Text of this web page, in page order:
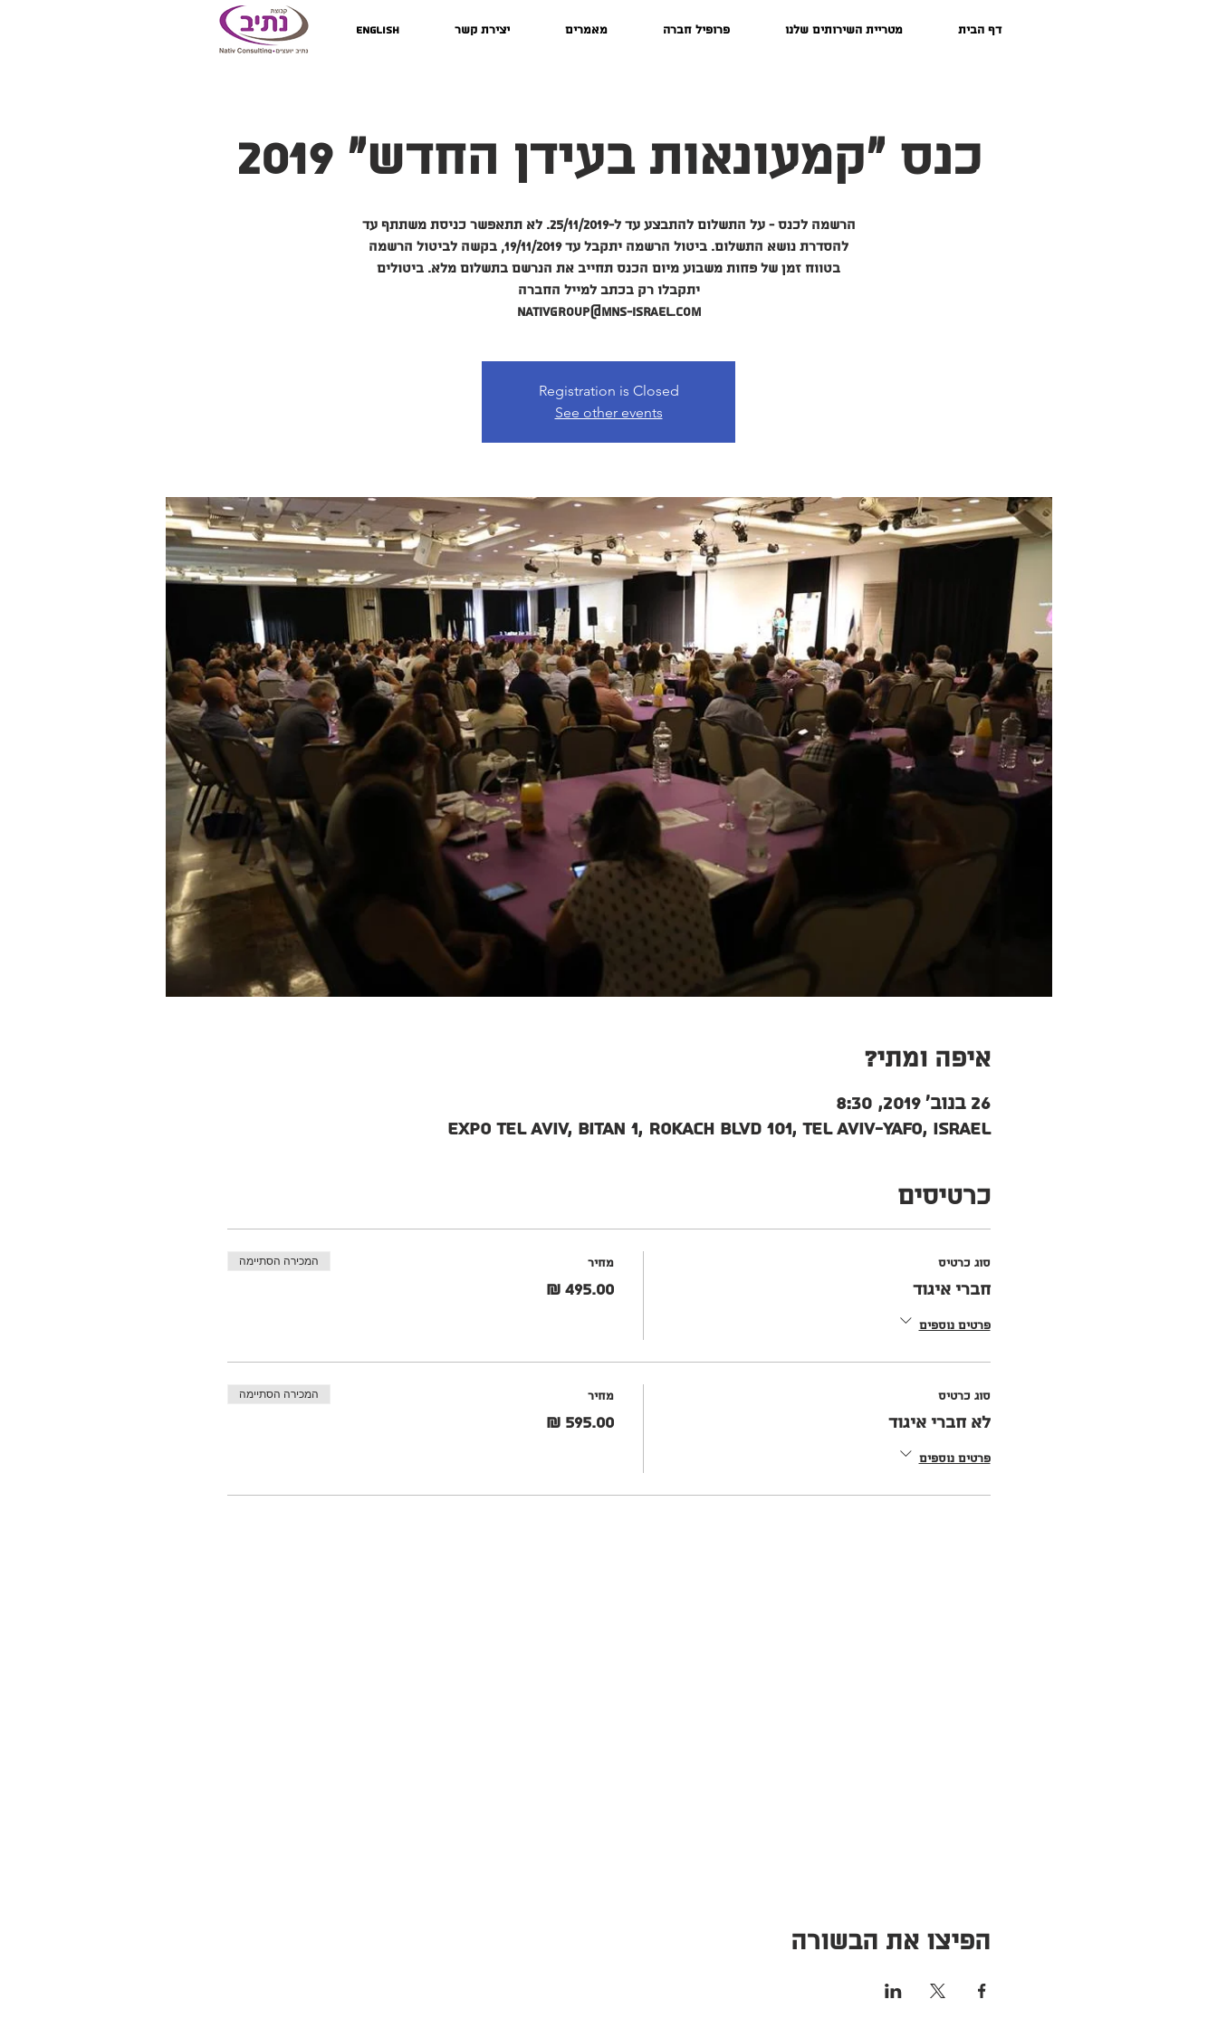
English יצירת קשר מאמרים פרופיל חברה מטריית השירותים שלנו דף הבית
כנס "קמעונאות בעידן החדש" 2019
הרשמה לכנס - על התשלום להתבצע עד ל-25/11/2019. לא תתאפשר כניסת משתתף עד
להסדרת נושא התשלום. ביטול הרשמה יתקבל עד 19/11/2019, בקשה לביטול הרשמה
בטווח זמן של פחות משבוע מיום הכנס תחייב את הנרשם בתשלום מלא. ביטולים
nativgroup@mns-israel.com
Registration is Closed
See other events
איפה ומתי?
26 בנוב׳ 2019, 8:30
Expo Tel Aviv, Bitan 1, Rokach Blvd 101, Tel Aviv-Yafo, Israel
כרטיסים
סוג כרטיס
חברי איגוד
פרטים נוספים
מחיר המכירה הסתיימה
סוג כרטיס
לא חברי איגוד
פרטים נוספים
מחיר המכירה הסתיימה
הפיצו את הבשורה